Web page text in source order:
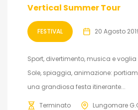
Vertical Summer Tour
FESTIVAL 20 Agosto
Sport, divertimento, musica e
Sole, spiaggia, animazione:
una grandiosa festa itinerante...
Terminato
Lungomare